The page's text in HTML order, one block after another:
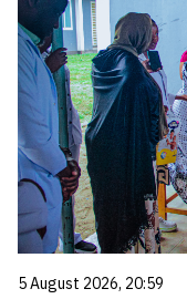
5 August 2026, 20:59